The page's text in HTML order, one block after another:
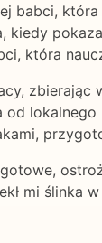
babci,
kiedy
która
zbierając
od
mi ślinka